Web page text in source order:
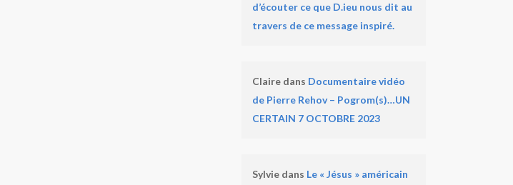
d’écouter ce que D.ieu nous dit au
travers de ce message inspiré.
Clairedans Documentaire vidéo
de Pierre Rehov – Pogrom(s)…UN
CERTAIN 7 OCTOBRE 2023
Sylviedans Le « Jésus » américain